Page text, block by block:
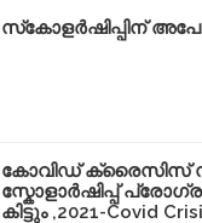
സ്‌കോളർഷിപ്പിന്
കോവിഡ് ക്രൈസിസ്
സ്കോളാർഷിപ്പ്
കിട്ടും ,2021-Covid